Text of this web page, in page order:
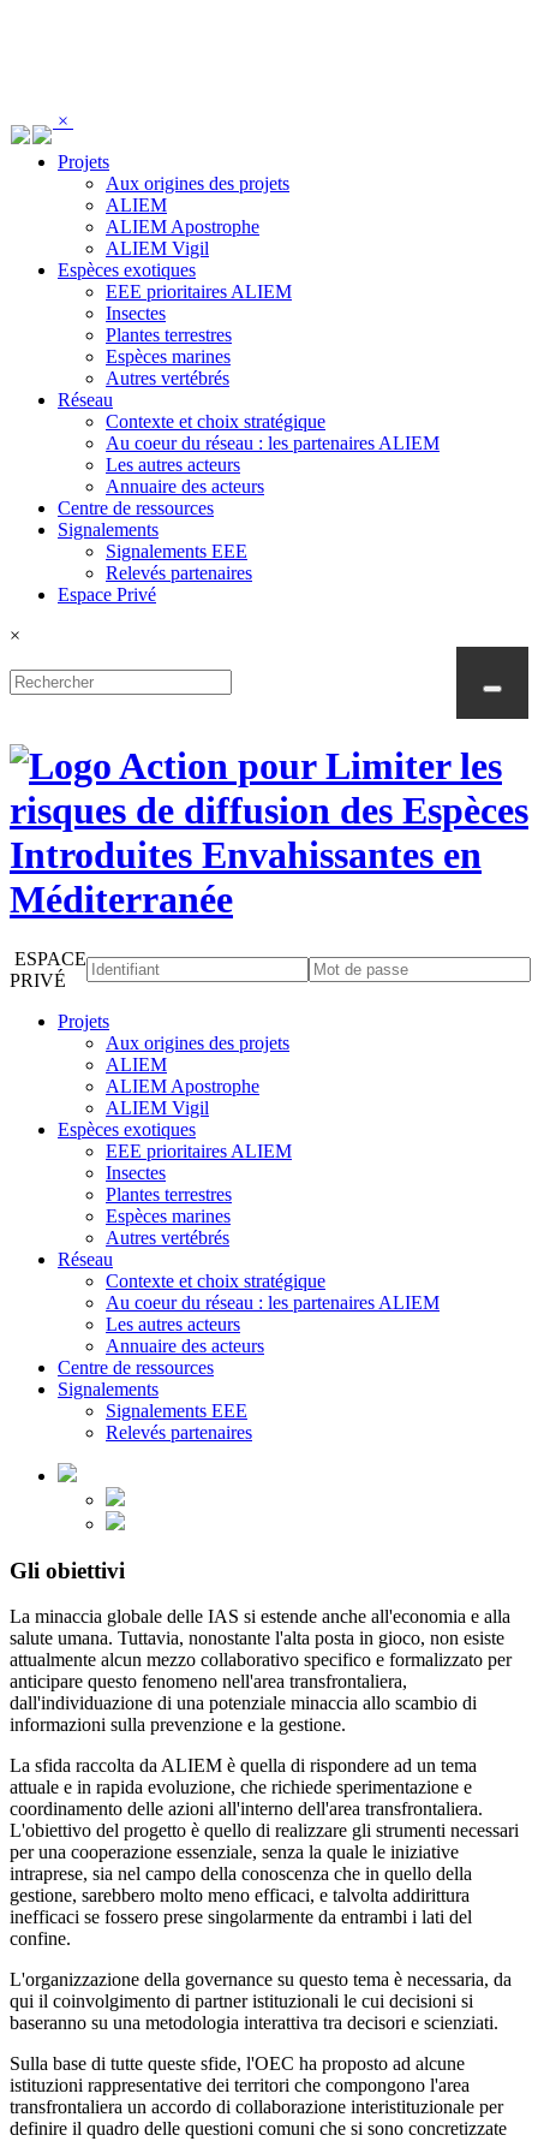
×
Projets
Aux origines des projets
ALIEM
ALIEM Apostrophe
ALIEM Vigil
Espèces exotiques
EEE prioritaires ALIEM
Insectes
Plantes terrestres
Espèces marines
Autres vertébrés
Réseau
Contexte et choix stratégique
Au coeur du réseau : les partenaires ALIEM
Les autres acteurs
Annuaire des acteurs
Centre de ressources
Signalements
Signalements EEE
Relevés partenaires
Espace Privé
×
ESPACE
PRIVÉ
Projets
Aux origines des projets
ALIEM
ALIEM Apostrophe
ALIEM Vigil
Espèces exotiques
EEE prioritaires ALIEM
Insectes
Plantes terrestres
Espèces marines
Autres vertébrés
Réseau
Contexte et choix stratégique
Au coeur du réseau : les partenaires ALIEM
Les autres acteurs
Annuaire des acteurs
Centre de ressources
Signalements
Signalements EEE
Relevés partenaires
Gli obiettivi
La minaccia globale delle IAS si estende anche all'economia e alla
salute umana. Tuttavia, nonostante l'alta posta in gioco, non esiste
attualmente alcun mezzo collaborativo specifico e formalizzato per
anticipare questo fenomeno nell'area transfrontaliera,
dall'individuazione di una potenziale minaccia allo scambio di
informazioni sulla prevenzione e la gestione.
La sfida raccolta da ALIEM è quella di rispondere ad un tema
attuale e in rapida evoluzione, che richiede sperimentazione e
coordinamento delle azioni all'interno dell'area transfrontaliera.
L'obiettivo del progetto è quello di realizzare gli strumenti necessari
per una cooperazione essenziale, senza la quale le iniziative
intraprese, sia nel campo della conoscenza che in quello della
gestione, sarebbero molto meno efficaci, e talvolta addirittura
inefficaci se fossero prese singolarmente da entrambi i lati del
confine.
L'organizzazione della governance su questo tema è necessaria, da
qui il coinvolgimento di partner istituzionali le cui decisioni si
baseranno su una metodologia interattiva tra decisori e scienziati.
Sulla base di tutte queste sfide, l'OEC ha proposto ad alcune
istituzioni rappresentative dei territori che compongono l'area
transfrontaliera un accordo di collaborazione interistituzionale per
definire il quadro delle questioni comuni che si sono concretizzate